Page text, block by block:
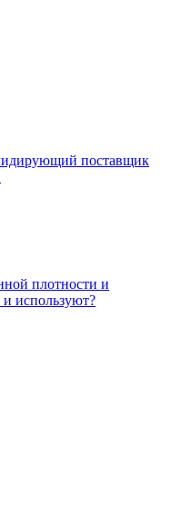
поставщик
плотности и
используют?